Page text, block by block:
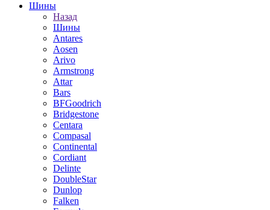
Шины
Назад
Шины
Antares
Aosen
Arivo
Armstrong
Attar
Bars
BFGoodrich
Bridgestone
Centara
Compasal
Continental
Cordiant
Delinte
DoubleStar
Dunlop
Falken